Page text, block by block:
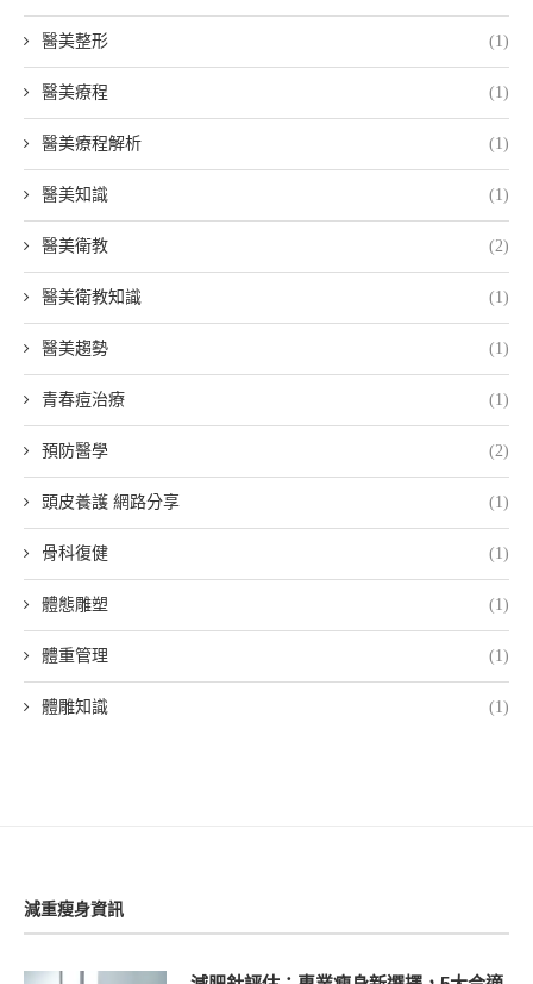
醫美整形 (1)
醫美療程 (1)
醫美療程解析 (1)
醫美知識 (1)
醫美衛教 (2)
醫美衛教知識 (1)
醫美趨勢 (1)
青春痘治療 (1)
預防醫學 (2)
頭皮養護 網路分享 (1)
骨科復健 (1)
體態雕塑 (1)
體重管理 (1)
體雕知識 (1)
減重瘦身資訊